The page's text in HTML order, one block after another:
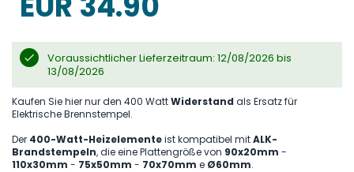
gallery
Voraussichtlicher Lieferzeitraum: 12/08/2026 bis
13/08/2026
Kaufen Sie hier nur den 400 WattWiderstand als Ersatz für
Elektrische Brennstempel.
Der 400-Watt-Heizelementeist kompatibel mitALK-
Brandstempeln, die eine Plattengröße von 90x20mm -
110x30mm - 75x50mm - 70x70mm e Ø60mm.